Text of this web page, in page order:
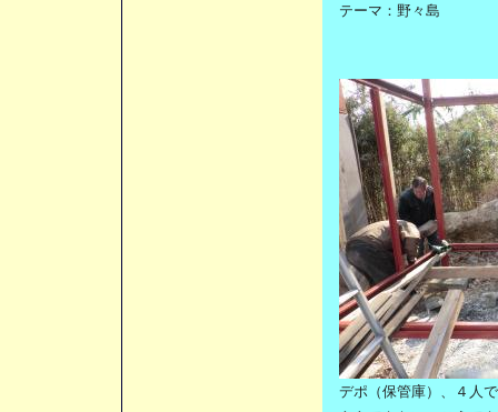
テーマ： 野々島
デポ（保管庫）、４人